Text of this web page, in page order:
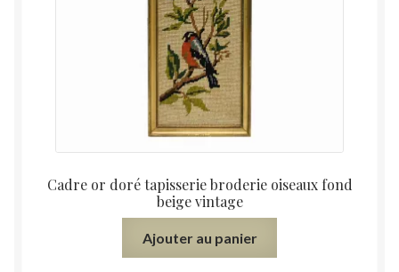
Cadre or doré tapisserie broderie oiseaux fond
beige vintage
Ajouter au panier